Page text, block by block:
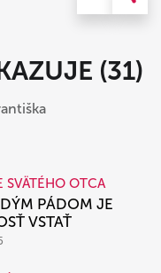
(31)
SVÄTÉHO OTCA
PÁDOM JE
VSTAŤ